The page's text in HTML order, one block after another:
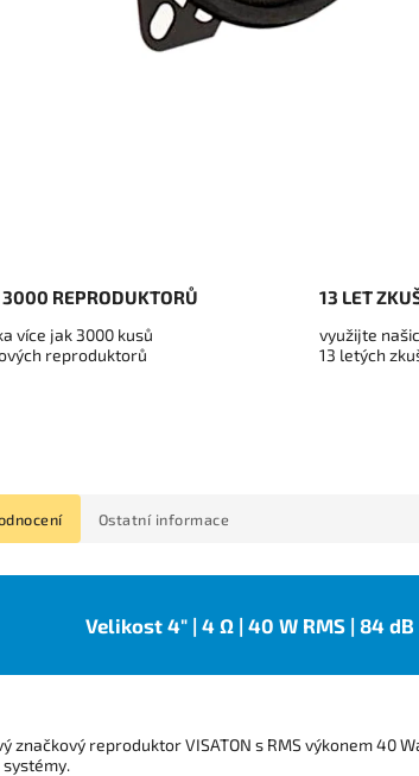
3000 REPRODUKTORŮ
více jak 3000 kusů
reproduktorů
13 LET
využijte
13 letých
Ostatní informace
Velikost 4" | 4 Ω | 40 W RMS | 84
značkový reproduktor VISATON s RMS výkonem 40